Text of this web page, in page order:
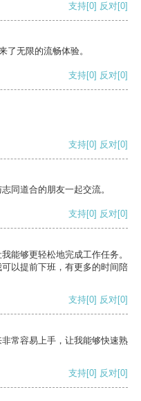
支持[0] 反对[0]
了无限的流畅体验。
支持[0] 反对[0]
支持[0] 反对[0]
同道合的朋友一起交流。
支持[0] 反对[0]
能够更轻松地完成工作任务。
以提前下班，有更多的时间陪
支持[0] 反对[0]
常容易上手，让我能够快速熟
支持[0] 反对[0]